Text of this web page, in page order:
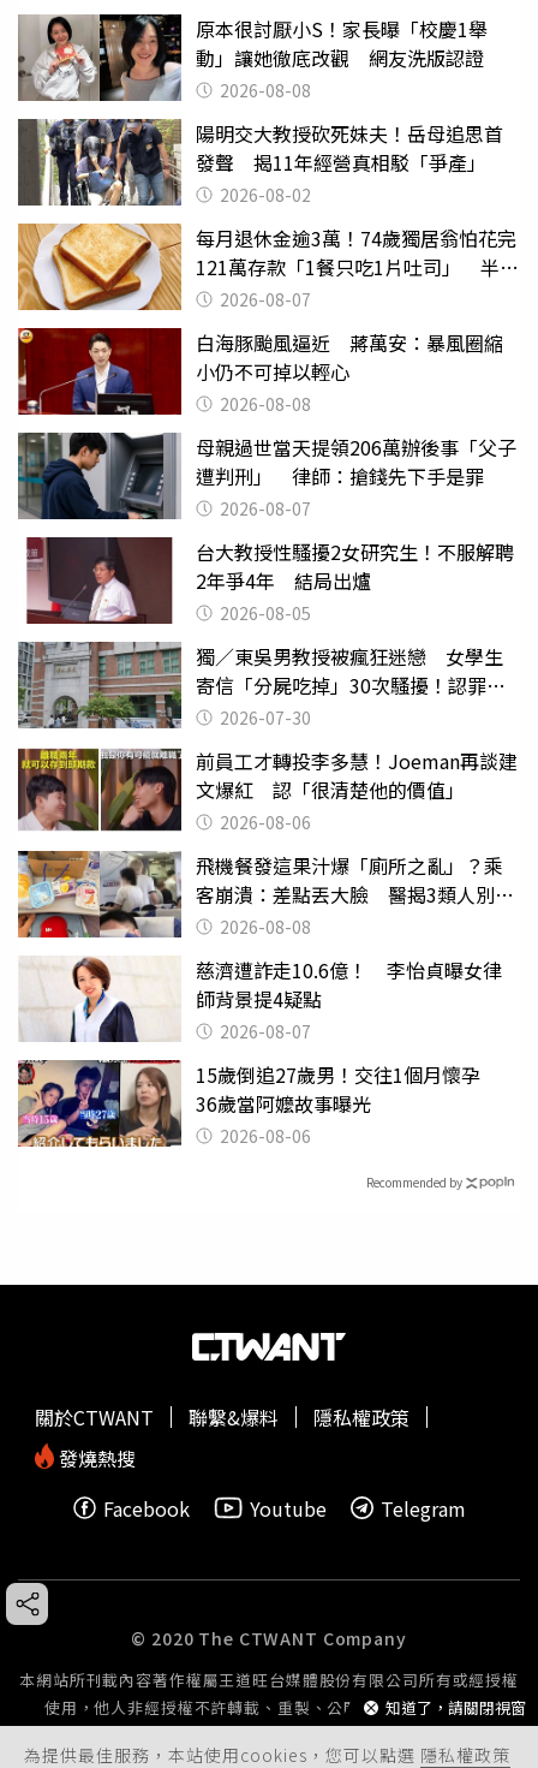
原本很討厭小S！家長曝「校慶1舉
動」讓她徹底改觀 網友洗版認證
2026-08-08
陽明交大教授砍死妹夫！岳母追思首
發聲 揭11年經營真相駁「爭產」
2026-08-02
每月退休金逾3萬！74歲獨居翁怕花完
121萬存款「1餐只吃1片吐司」 半年
後暴瘦嚇壞女兒
2026-08-07
白海豚颱風逼近 蔣萬安：暴風圈縮
小仍不可掉以輕心
2026-08-08
母親過世當天提領206萬辦後事「父子
遭判刑」 律師：搶錢先下手是罪
2026-08-07
台大教授性騷擾2女研究生！不服解聘
2年爭4年 結局出爐
2026-08-05
獨／東吳男教授被瘋狂迷戀 女學生
寄信「分屍吃掉」30次騷擾！認罪免
關 2026-07-30
前員工才轉投李多慧！Joeman再談建
文爆紅 認「很清楚他的價值」
2026-08-06
飛機餐發這果汁爆「廁所之亂」？乘
客崩潰：差點丟大臉 醫揭3類人別亂
喝 2026-08-08
慈濟遭詐走10.6億！ 李怡貞曝女律
師背景提4疑點
2026-08-07
15歲倒追27歲男！交往1個月懷孕
36歲當阿嬤故事曝光
2026-08-06
Recommended by
為提供最佳服務，本站使用cookies，您可以點選 隱私權政策
知道了，請關閉視窗
關於CTWANT 聯繫&爆料
隱私權政策
發燒熱搜
Facebook
Youtube Telegram
© 2020 The CTWANT Company
本網站所刊載內容著作權屬王道旺台媒體股份有限公司所有或經授權
使用，他人非經授權不許轉載、重製、公開播送或公開傳輸。